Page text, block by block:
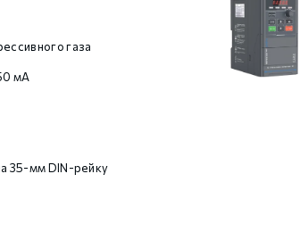
газа
мА
35-мм DIN-рейку